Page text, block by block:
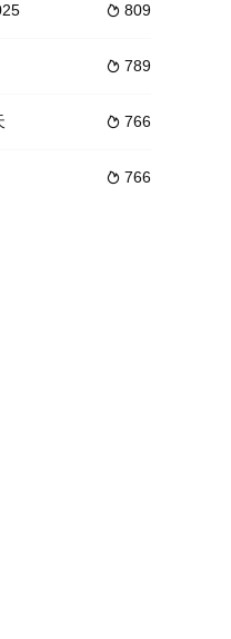
，都能通过家庭旅游收获更多的
夜的城市奇遇，开启四次假期群
重温经典作品为内容的专题栏目
推出”第一时段，独创“幽默评书”
 809
 789
 766
 766